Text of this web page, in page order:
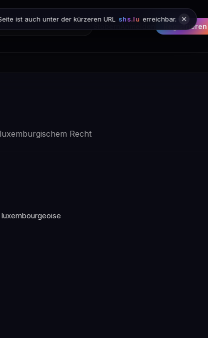
Registrieren
ist auch unter der kürzeren URL shs.lu erreichbar.
Recht